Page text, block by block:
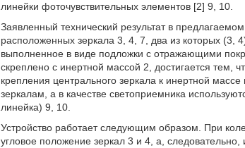
линейки фоточувствительных элементов [2] 9, 10.
Заявленный технический результат в
расположенных зеркала 3, 4, 7, два из которых (3,
выполненное в виде подложки с отражающими
скреплено с инертной массой 2, достигается тем,
крепления центрального зеркала к инертной
зеркалам, а в качестве светоприемника
линейка) 9, 10.
Устройство работает следующим образом. При
угловое положение зеркал 3 и 4, а,